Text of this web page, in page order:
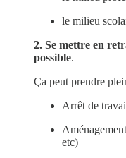
le milieu
2. Se mettre en
possible.
Ça peut prendre
Arrêt de
etc)